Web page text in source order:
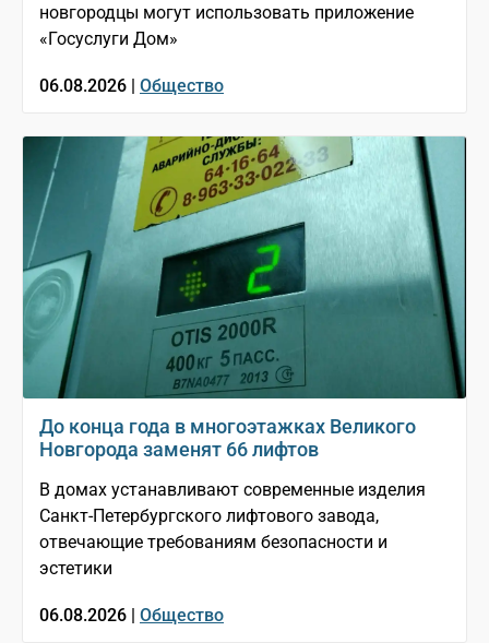
новгородцы могут использовать приложение
«Госуслуги Дом»
06.08.2026 | Общество
До конца года в многоэтажках Великого
Новгорода заменят 66 лифтов
В домах устанавливают современные изделия
Санкт-Петербургского лифтового завода,
отвечающие требованиям безопасности и
эстетики
06.08.2026 | Общество